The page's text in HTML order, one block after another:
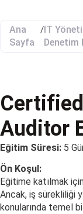
Ana
Sayfa
/IT
Denetim
Auditor
Eğitim Süresi: 5
Ön Koşul:
Eğitime katılmak
Ancak, iş sürekliliği
konularında temel